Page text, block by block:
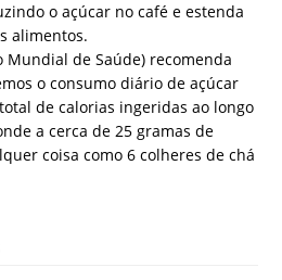
o açúcar no café e estenda
alimentos.
Mundial de Saúde) recomenda
o consumo diário de açúcar
de calorias ingeridas ao longo
a cerca de 25 gramas de
coisa como 6 colheres de chá